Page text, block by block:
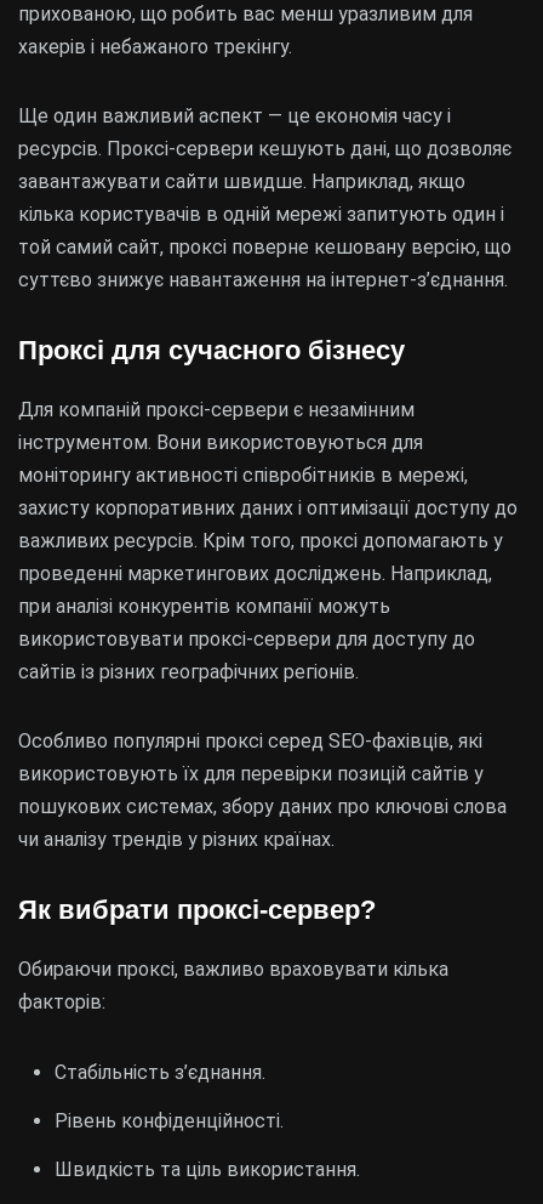
прихованою, що робить вас менш уразливим для
хакерів і небажаного трекінгу.
Ще один важливий аспект — це економія часу і
ресурсів. Проксі-сервери кешують дані, що дозволяє
завантажувати сайти швидше. Наприклад, якщо
кілька користувачів в одній мережі запитують один і
той самий сайт, проксі поверне кешовану версію, що
суттєво знижує навантаження на інтернет-з’єднання.
Проксі для сучасного бізнесу
Для компаній проксі-сервери є незамінним
інструментом. Вони використовуються для
моніторингу активності співробітників в мережі,
захисту корпоративних даних і оптимізації доступу до
важливих ресурсів. Крім того, проксі допомагають у
проведенні маркетингових досліджень. Наприклад,
при аналізі конкурентів компанії можуть
використовувати проксі-сервери для доступу до
сайтів із різних географічних регіонів.
Особливо популярні проксі серед SEO-фахівців, які
використовують їх для перевірки позицій сайтів у
пошукових системах, збору даних про ключові слова
чи аналізу трендів у різних країнах.
Як вибрати проксі-сервер?
Обираючи проксі, важливо враховувати кілька
факторів:
Стабільність з’єднання.
Рівень конфіденційності.
Швидкість та ціль використання.